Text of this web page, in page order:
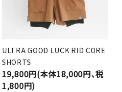
ULTRA GOOD LUCK RID CORE
SHORTS
19,800円(本体18,000円、税
1,800円)